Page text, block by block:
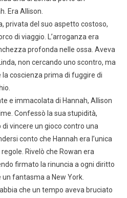
Era Allison.
privata del suo aspetto costoso,
di viaggio. L’arroganza era
profonda nelle ossa. Aveva
non cercando uno scontro, ma
coscienza prima di fuggire di
e immacolata di Hannah, Allison
Confessò la sua stupidità,
vincere un gioco contro una
conto che Hannah era l’unica
Rivelò che Rowan era
firmato la rinuncia a ogni diritto
fantasma a New York.
che un tempo aveva bruciato